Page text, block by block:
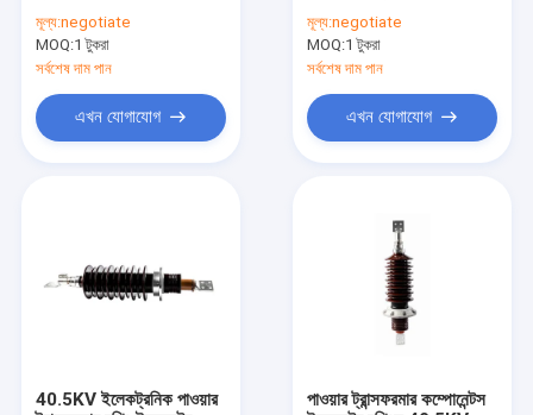
মূল্য:negotiate
MOQ:1 টুকরা
সর্বশেষ দাম পান
এখন যোগাযোগ
মূল্য:negotiate
MOQ:1 টুকরা
সর্বশেষ দাম পান
এখন যোগাযোগ
40.5KV ইলেকট্রনিক পাওয়ার
পাওয়ার ট্রান্সফরমার কম্পোনেন্টস